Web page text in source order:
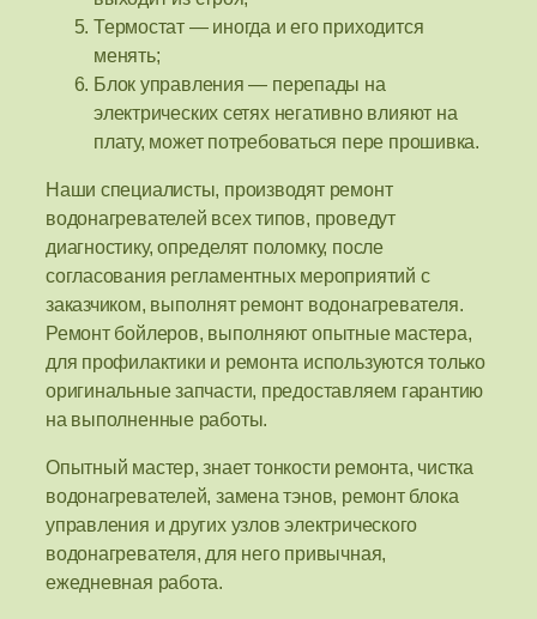
Термостат — иногда и его приходится
менять;
Блок управления — перепады на
электрических сетях негативно влияют на
плату, может потребоваться пере прошивка.
Наши специалисты, производят ремонт
водонагревателей всех типов, проведут
диагностику, определят поломку, после
согласования регламентных мероприятий с
заказчиком, выполнят ремонт водонагревателя.
Ремонт бойлеров, выполняют опытные мастера,
для профилактики и ремонта используются только
оригинальные запчасти, предоставляем гарантию
на выполненные работы.
Опытный мастер, знает тонкости ремонта, чистка
водонагревателей, замена тэнов, ремонт блока
управления и других узлов электрического
водонагревателя, для него привычная,
ежедневная работа.